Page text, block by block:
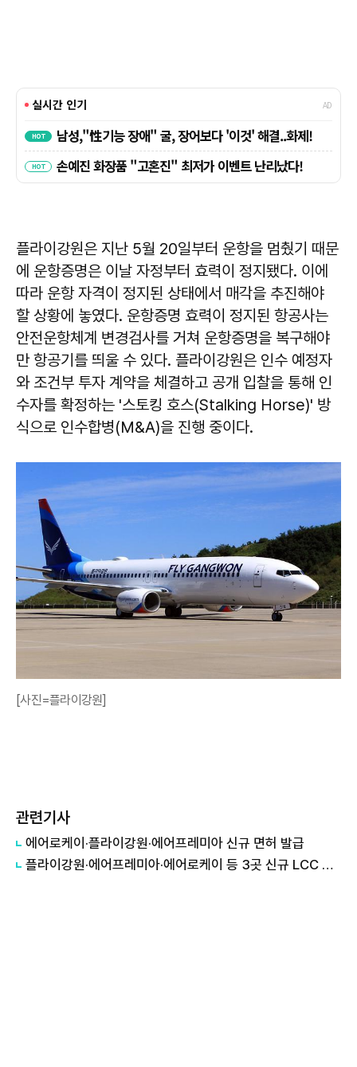
플라이강원은 지난 5월 20일부터 운항을 멈췄기 때문
에 운항증명은 이날 자정부터 효력이 정지됐다. 이에
따라 운항 자격이 정지된 상태에서 매각을 추진해야
할 상황에 놓였다. 운항증명 효력이 정지된 항공사는
안전운항체계 변경검사를 거쳐 운항증명을 복구해야
만 항공기를 띄울 수 있다. 플라이강원은 인수 예정자
와 조건부 투자 계약을 체결하고 공개 입찰을 통해 인
수자를 확정하는 '스토킹 호스(Stalking Horse)' 방
식으로 인수합병(M&A)을 진행 중이다.
[사진=플라이강원]
관련기사
에어로케이·플라이강원·에어프레미아 신규 면허 발급
플라이강원·에어프레미아·에어로케이 등 3곳 신규 LCC 선정